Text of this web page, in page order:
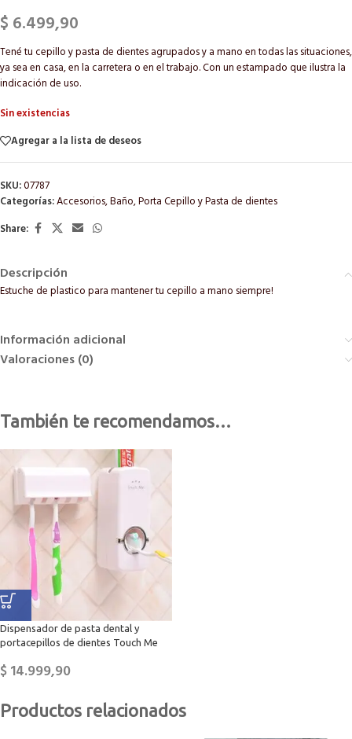
$ 6.499,90
Tené tu cepillo y pasta de dientes agrupados y a mano en todas las situaciones,
ya sea en casa, en la carretera o en el trabajo. Con un estampado que ilustra la
indicación de uso.
Sin existencias
Agregar a la lista de deseos
SKU:07787
Categorías:Accesorios,Baño,Porta Cepillo y Pasta de dientes
Share:
Descripción
Estuche de plastico para mantener tu cepillo a mano siempre!
Información adicional
Valoraciones (0)
También te recomendamos…
Dispensador de pasta dental y
portacepillos de dientes Touch Me
$14.999,90
Productos relacionados